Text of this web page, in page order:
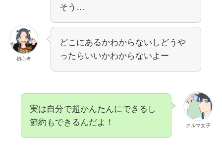
そう…
初心者
どこにあるかわからないしどうや
ったらいいかわからないよー
クルマ女子
実は自分で超かんたんにできるし
節約もできるんだよ！